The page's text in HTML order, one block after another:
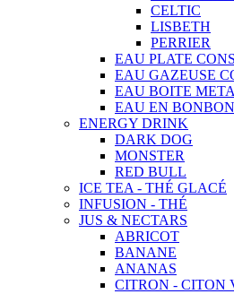
CELTIC
LISBETH
PERRIER
EAU PLATE
EAU GAZEUSE
EAU BOITE
EAU EN
ENERGY DRINK
DARK DOG
MONSTER
RED BULL
ICE TEA - THÉ GLACÉ
INFUSION - THÉ
JUS & NECTARS
ABRICOT
BANANE
ANANAS
CITRON - CITON